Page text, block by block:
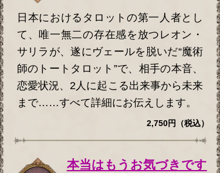
日本におけるタロットの第一人者とし
て、唯一無二の存在感を放つレオン・
サリラが、遂にヴェールを脱いだ“魔術
師のトートタロット”で、相手の本音、
恋愛状況、2人に起こる出来事から未来
まで……すべて詳細にお伝えします。
2,750円（税込）
本当はもうお気づきです